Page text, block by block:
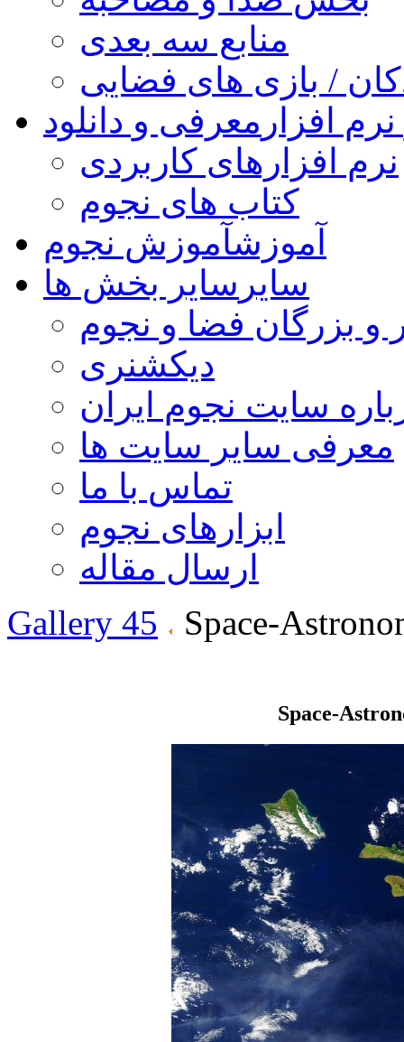
منابع سه بعدی
/ بازی های فضایی
افزار معرفی و دانلود
نرم افزارهای کاربردی
کتاب های نجوم
آموزشآموزش نجوم
سایر سایر بخش ها
و بزرگان فضا و نجوم
دیکشنری
سایت نجوم ایران
معرفی سایر سایت ها
تماس با ما
ابزارهای نجوم
ارسال مقاله
Gallery 45
Space-
Space-